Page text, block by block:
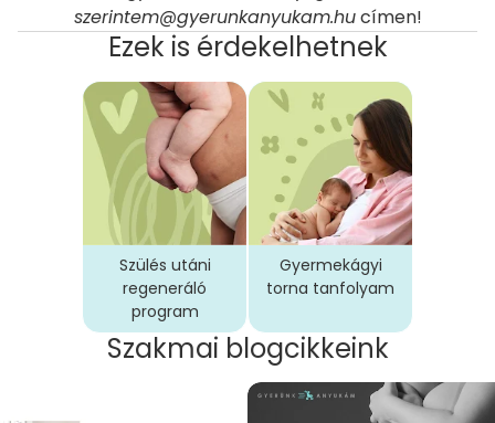
szerintem@gyerunkanyukam.hucímen!
Ezek is érdekelhetnek
Szülés utáni
regeneráló
program
Gyermekágyi
torna tanfolyam
Szakmai blogcikkeink